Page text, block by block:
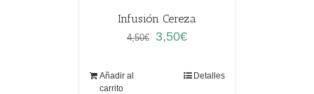
Infusión Cereza
4,50€
El
3,50€El
es:
Añadir al
carrito
Detalles